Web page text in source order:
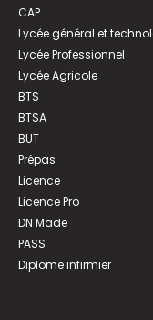
CAP
Lycée général et
Lycée Professionnel
Lycée Agricole
BTS
BTSA
BUT
Prépas
Licence
Licence Pro
DN Made
PASS
Diplome infirmier